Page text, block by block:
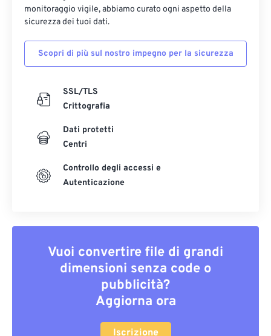
monitoraggio vigile, abbiamo curato ogni aspetto della
sicurezza dei tuoi dati.
Scopri di più sul nostro impegno per la sicurezza
SSL/TLS
Crittografia
Dati protetti
Centri
Controllo degli accessi e
Autenticazione
Vuoi convertire file di grandi
dimensioni senza code o
pubblicità?
Aggiorna ora
Iscrizione